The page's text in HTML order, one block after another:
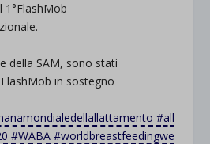
della SAM, sono stati
FlashMobin sostegno
#all
#WABA #worldbreastfeedingwe